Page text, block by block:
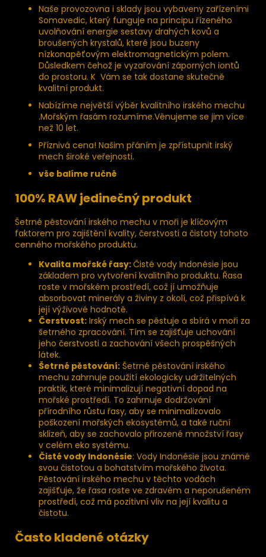
Naše provozovna i sklady jsou vybaveny zařízeními
Somavedic, který funguje na principu řízeného
uvolňování energie sestavy drahých kovů a
broušených krystalů, které jsou buzeny
nízkonapěťovým elektromagnetickým polem.
Důsledkem čehož je vyzařování záporných iontů
do prostoru. K Vám se tak dostane skutečně
kvalitní produkt.
Nabízíme největší výběr kvalitního irského mechu
.Mořským řasám rozumíme.Věnujeme se jim více
než 10 let.
Příznivá cena! Našim přáním je zpřístupnit irský
mech široké veřejnosti.
vše balíme ručně
100% RAW jedinečný produkt
Šetrné pěstování irského mechu v moři je klíčovým
faktorem pro zajištění kvality, čerstvosti a čistoty tohoto
cenného mořského produktu.
Kvalita mořské řasy:Čisté vody Indonésie jsou
základem pro vytvoření kvalitního produktu. Řasa
roste v mořském prostředí, což jí umožňuje
absorbovat minerály a živiny z okolí, což přispívá k
její výživové hodnotě.
Čerstvost: Irský mech se pěstuje a sbírá v moři za
šetrného zpracování. Tím se zajišťuje uchování
jeho čerstvosti a zachování všech prospěšných
látek.
Šetrné pěstování: Šetrné pěstování irského
mechu zahrnuje použití ekologicky udržitelných
praktik, které minimalizují negativní dopad na
mořské prostředí. To zahrnuje dodržování
přírodního růstu řasy, aby se minimalizovalo
poškození mořských ekosystémů, a také ruční
sklizeň, aby se zachovalo přirozené množství řasy
v celém eko systému.
Čisté vody Indonésie: Vody Indonésie jsou známé
svou čistotou a bohatstvím mořského života.
Pěstování irského mechu v těchto vodách
zajišťuje, že řasa roste ve zdravém a neporušeném
prostředí, což má pozitivní vliv na její kvalitu a
čistotu.
Často kladené otázky